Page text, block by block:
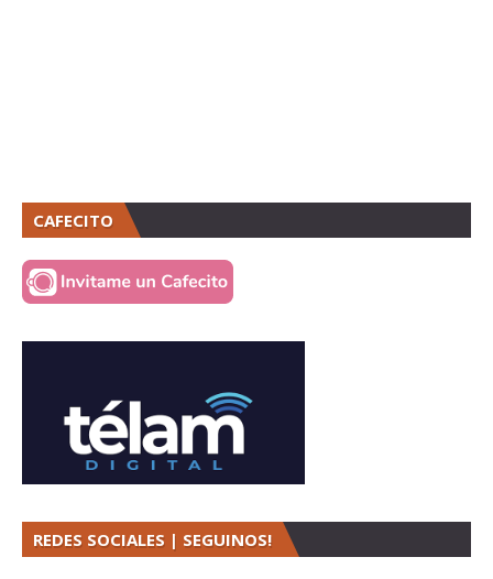
CAFECITO
REDES SOCIALES | SEGUINOS!